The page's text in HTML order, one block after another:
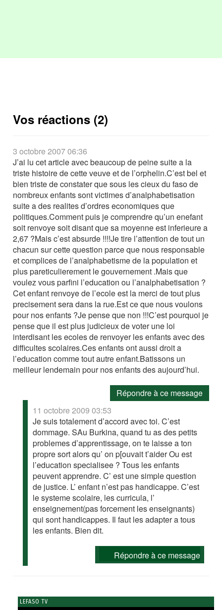
Vos réactions (2)
3 octobre 2007 06:36
J’ai lu cet article avec beaucoup de peine suite a la
triste histoire de cette veuve et de l’orphelin.C’est bel et
bien triste de constater que sous les cieux du faso de
nombreux enfants sont victimes d’analphabetisation
suite a des realites d’ordres economiques que
politiques.Comment puis je comprendre qu’un enefant
soit renvoye soit disant que sa moyenne est inferieure a
2,67 ?Mais c’est absurde !!!!Je tire l’attention de tout un
chacun sur cette question parce que nous responsable
et complices de l’analphabetisme de la population et
plus pareticulierement le gouvernement .Mais que
voulez vous parfini l’education ou l’analphabetisation ?
Cet enfant renvoye de l’ecole est la merci de tout plus
precisement sera dans la rue.Est ce que nous voulons
pour nos enfants ?Je pense que non !!!C’est pourquoi je
pense que il est plus judicieux de voter une loi
interdisant les ecoles de renvoyer les enfants avec des
difficultes scolaires.Ces enfants ont aussi droit a
l’education comme tout autre enfant.Batissons un
meilleur lendemain pour nos enfants des aujourd’hui.
Répondre à ce message
11 octobre 2009 03:53
Je suis totalement d’accord avec toi. C’est
dommage. SAu Burkina, quand tu as des petits
problemes d’apprentissage, on te laisse a ton
propre sort alors qu’ on p[ouvait t’aider Ou est
l’education specialisee ? Tous les enfants
peuvent apprendre. C’ est une simple question
de justice. L’ enfant n’est pas handicappe. C’est
le systeme scolaire, les curricula, l’
enseignement(pas forcement les enseignants)
qui sont handicappes. Il faut les adapter a tous
les enfants. Bien dit.
Répondre à ce message
LEFASO TV